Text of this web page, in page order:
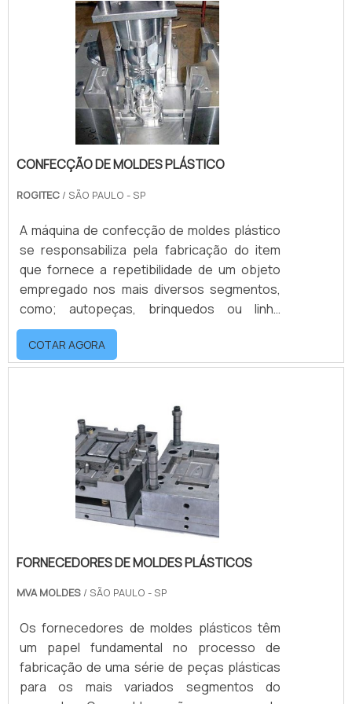
produtoOs moldes de injeção termoplástica
personalizado podem ter uma ou mais
cavidades. E quanto mais cavidades, maior
será a produtividade. Geralmente dividid.
CONFECÇÃO DE MOLDES PLÁSTICO
ROGITEC / SÃO PAULO - SP
A máquina de confecção de moldes plástico
se responsabiliza pela fabricação do item
que fornece a repetibilidade de um objeto
empregado nos mais diversos segmentos,
como; autopeças, brinquedos ou linha
branca. Fabricados em diferentes tamanhos,
os moldes são capazes de criar uma
infinidade de peças e objetos em diferentes
termoplásticos.Requisitos da utilização da
máquina Logística ágil; Preços justos;
Certificado normativo de fabricação;
Disponibilidade de demanda.
COTAR AGORA
FORNECEDORES DE MOLDES PLÁSTICOS
MVA MOLDES / SÃO PAULO - SP
Os fornecedores de moldes plásticos têm
um papel fundamental no processo de
fabricação de uma série de peças plásticas
para os mais variados segmentos do